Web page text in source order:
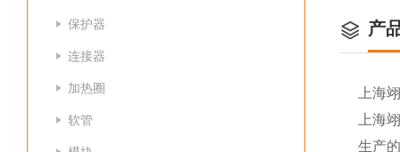
保护器
连接器
加热圈
软管
产
上海
上海
生产